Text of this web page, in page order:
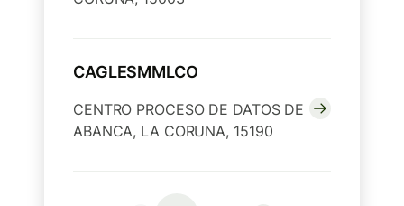
CAGLESMMLCO
CENTRO PROCESO DE DATOS DE
ABANCA, LA CORUNA, 15190